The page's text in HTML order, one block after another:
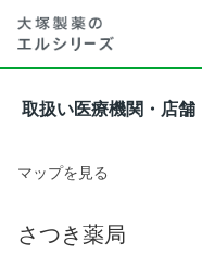
取扱い医療機関・店舗
マップを見る
さつき薬局